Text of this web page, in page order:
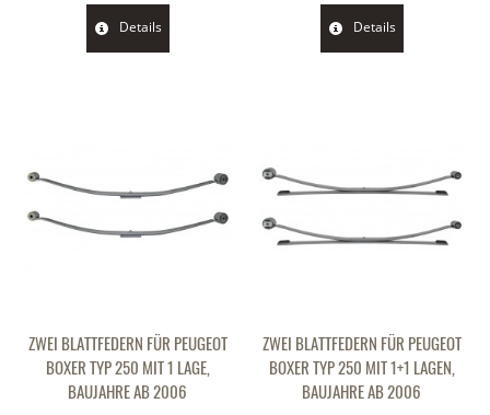
Details Details
ZWEI BLATTFEDERN FÜR PEUGEOT
BOXER TYP 250 MIT 1 LAGE,
BAUJAHRE AB 2006
ZWEI BLATTFEDERN FÜR PEUGEOT
BOXER TYP 250 MIT 1+1 LAGEN,
BAUJAHRE AB 2006